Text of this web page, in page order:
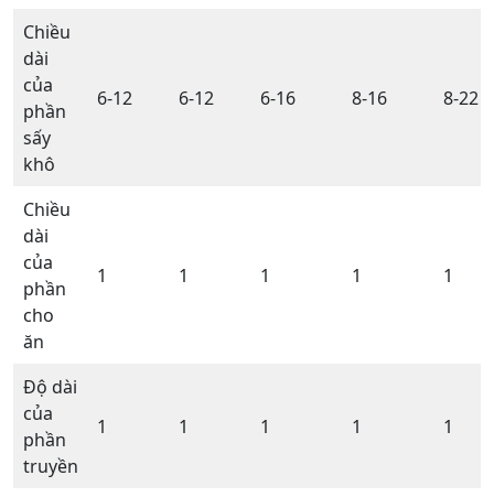
Chiều
dài
của
phần
sấy
khô
6-12 6-12 6-16 8-16 8-22
Chiều
dài
của
phần
cho
ăn
1 1 1 1 1
Độ dài
của
phần
truyền
1 1 1 1 1